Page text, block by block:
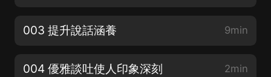
003 提升說話涵養 9min
004 優雅談吐使人印象深刻 2min